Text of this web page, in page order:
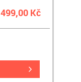
499,00 Kč